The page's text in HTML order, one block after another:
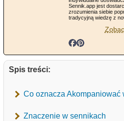
Sennik.app jest
zrozumienia siebie
tradycyjną wiedzę z
Spis treści:
Co oznacza Akompaniować
Znaczenie w sennikach